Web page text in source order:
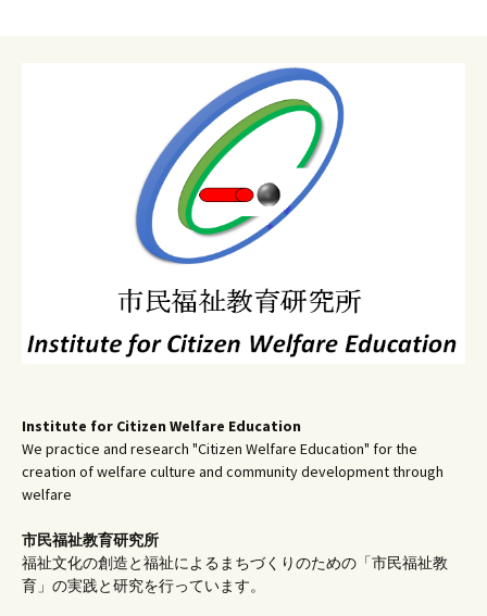
Institute for Citizen Welfare Education
We practice and research "Citizen Welfare Education" for the
creation of welfare culture and community development through
welfare
市民福祉教育研究所
福祉文化の創造と福祉によるまちづくりのための「市民福祉教
育」の実践と研究を行っています。